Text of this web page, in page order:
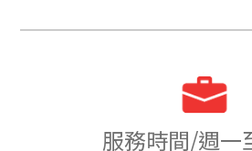
服務時間/週一